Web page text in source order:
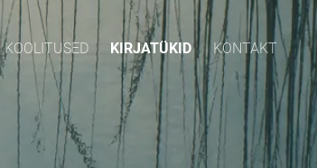
KOOLITUSED KIRJATÜKID KONTAKT